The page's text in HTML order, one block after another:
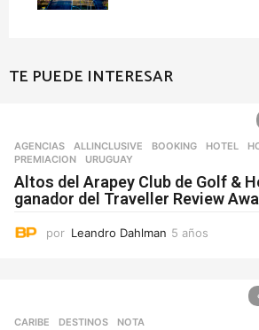
TE PUEDE INTERESAR
AGENCIAS ALLINCLUSIVE ,BOOKING ,HOTEL ,
PREMIACION
,URUGUAY
Altos del Arapey Club de Golf &
ganador del Traveller Review
por Leandro Dahlman 5 años
CARIBE ,DESTINOS NOTA